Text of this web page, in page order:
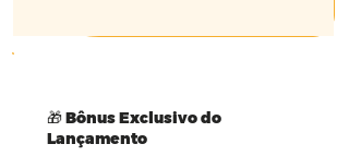
🎁 Bônus Exclusivo do
Lançamento